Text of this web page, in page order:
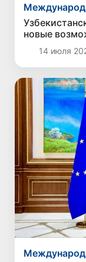
новые
14 июля